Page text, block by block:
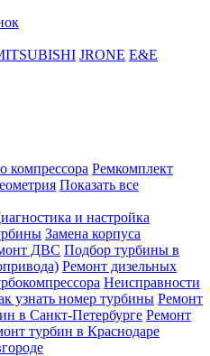
JRONE E&E
компрессора Ремкомплект
Показать все
и настройка
Замена корпуса
ДВС Подбор турбины в
Ремонт дизельных
Неисправности
узнать номер турбины Ремонт
в Санкт-Петербурге Ремонт
турбин в Краснодаре